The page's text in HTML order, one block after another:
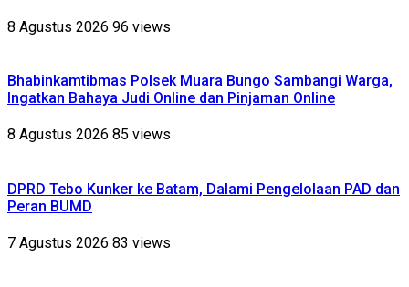
8 Agustus 2026 96 views
Bhabinkamtibmas Polsek Muara Bungo Sambangi Warga,
Ingatkan Bahaya Judi Online dan Pinjaman Online
8 Agustus 2026 85 views
DPRD Tebo Kunker ke Batam, Dalami Pengelolaan PAD dan
Peran BUMD
7 Agustus 2026 83 views